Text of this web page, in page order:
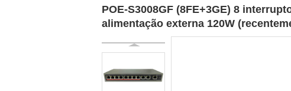
POE-S3008GF (8FE+3GE) 8
alimentação externa 120W